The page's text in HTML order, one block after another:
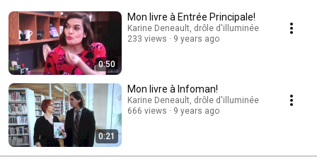
0:50
Mon livre à Entrée Principale!
Karine Deneault, drôle d'illuminée
233 views
9 years ago
0:21
Mon livre à Infoman!
Karine Deneault, drôle d'illuminée
666 views
9 years ago